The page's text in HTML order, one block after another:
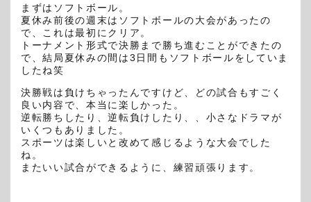
まずはソフトボール。
夏休み前後の週末はソフトボールの大会があったの
で、これは最初にクリア。
トーナメント形式で決勝まで勝ち進むことができたの
で、結局夏休みの間は3日間もソフトボールをしていま
したね笑
決勝戦は負けちゃったんですけど、どの試合もすごく
良い内容で、本当に楽しかった。
逆転勝ちしたり、逆転負けしたり、、小さなドラマが
いくつもありました。
スポーツは楽しいと改めて感じるような大会でした
ね。
またいい試合ができるように、練習頑張ります。